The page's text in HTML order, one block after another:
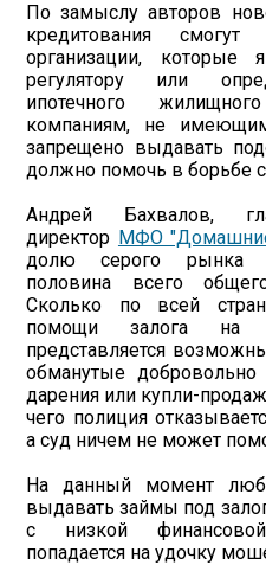
По замыслу авторов
кредитования
организации, которые
регулятору или
ипотечного
компаниям, не имеющим
запрещено выдавать
должно помочь в борьбе
Андрей Бахвалов,
директор МФО
долю серого рынка
половина всего
Сколько по всей
помощи залога на
представляется
обманутые
дарения или купли-
чего полиция
а суд ничем не может
На данный момент
выдавать займы под
с низкой
попадается на удочку